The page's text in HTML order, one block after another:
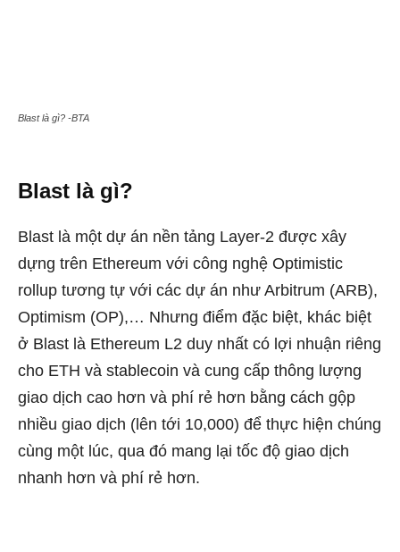
Blast là gì? -BTA
Blast là gì?
Blast là một dự án nền tảng Layer-2 được xây
dựng trên Ethereum với công nghệ Optimistic
rollup tương tự với các dự án như Arbitrum (ARB),
Optimism (OP),… Nhưng điểm đặc biệt, khác biệt
ở Blast là Ethereum L2 duy nhất có lợi nhuận riêng
cho ETH và stablecoin và cung cấp thông lượng
giao dịch cao hơn và phí rẻ hơn bằng cách gộp
nhiều giao dịch (lên tới 10,000) để thực hiện chúng
cùng một lúc, qua đó mang lại tốc độ giao dịch
nhanh hơn và phí rẻ hơn.